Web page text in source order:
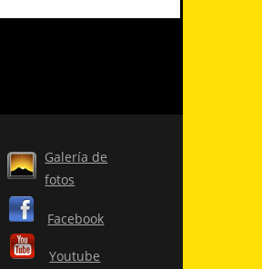
Galería de
fotos
Facebook
Youtube